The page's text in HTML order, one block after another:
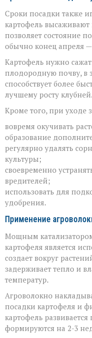
Сроки посадки также
картофель
позволяет состояние
обычно конец апреля
Картофель нужно
плодородную почву, в
способствует более
лучшему росту клубней.
Кроме того, при уходе
вовремя окучивать
образование
регулярно удалять
культуры;
своевременно
вредителей;
использовать для
удобрения.
Применение
Мощным
картофеля является
создает вокруг
задерживает тепло и
температур.
Агроволокно
посадки картофеля и
картофель
формируются на 2-3